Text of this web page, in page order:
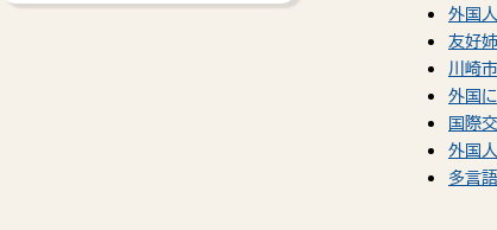
外国
友好
川崎
外国
国際
外国
多言